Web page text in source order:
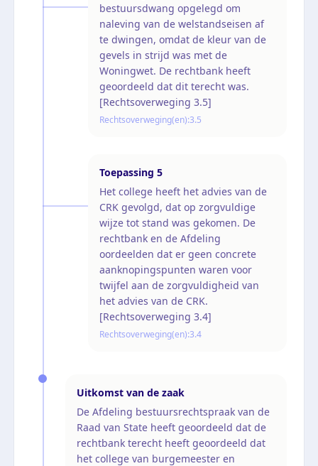
bestuursdwang opgelegd om
naleving van de welstandseisen af
te dwingen, omdat de kleur van de
gevels in strijd was met de
Woningwet. De rechtbank heeft
geoordeeld dat dit terecht was.
[Rechtsoverweging 3.5]
Rechtsoverweging(en):3.5
Toepassing 5
Het college heeft het advies van de
CRK gevolgd, dat op zorgvuldige
wijze tot stand was gekomen. De
rechtbank en de Afdeling
oordeelden dat er geen concrete
aanknopingspunten waren voor
twijfel aan de zorgvuldigheid van
het advies van de CRK.
[Rechtsoverweging 3.4]
Rechtsoverweging(en):3.4
Uitkomst van de zaak
De Afdeling bestuursrechtspraak van de
Raad van State heeft geoordeeld dat de
rechtbank terecht heeft geoordeeld dat
het college van burgemeester en